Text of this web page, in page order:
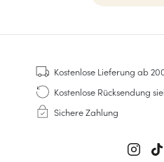
Sneakers
Goodyear genäht
Derbys & Richelieu
Richelieu-Herrenschuhe
Kostenlose Lieferung ab
Kostenlose Rücksendung
Sichere Zahlung